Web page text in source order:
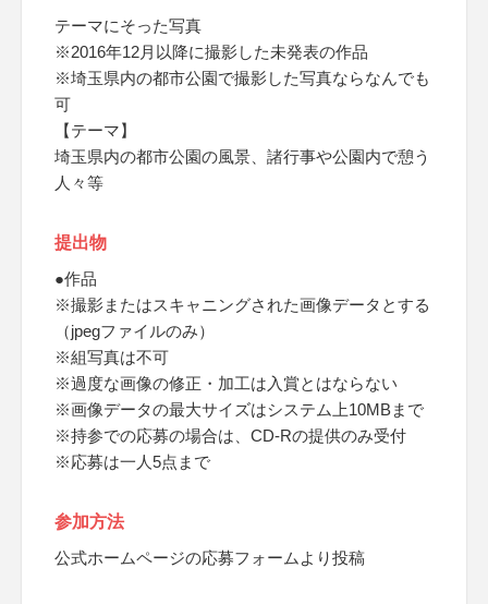
テーマにそった写真
※2016年12月以降に撮影した未発表の作品
※埼玉県内の都市公園で撮影した写真ならなんでも
可
【テーマ】
埼玉県内の都市公園の風景、諸行事や公園内で憩う
人々等
提出物
●作品
※撮影またはスキャニングされた画像データとする
（jpegファイルのみ）
※組写真は不可
※過度な画像の修正・加工は入賞とはならない
※画像データの最大サイズはシステム上10MBまで
※持参での応募の場合は、CD-Rの提供のみ受付
※応募は一人5点まで
参加方法
公式ホームページの応募フォームより投稿